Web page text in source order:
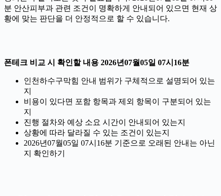
분 안산피부과 관련 조건이 명확하게 안내되어 있으면 현재 상
황에 맞는 판단을 더 안정적으로 할 수 있습니다.
폰테크 비교 시 확인할 내용 2026년07월05일 07시16분
인천하수구막힘 안내 범위가 구체적으로 설명되어 있는
지
비용이 있다면 포함 항목과 제외 항목이 구분되어 있는
지
진행 절차와 예상 소요 시간이 안내되어 있는지
상황에 따라 달라질 수 있는 조건이 있는지
2026년07월05일 07시16분 기준으로 오래된 안내는 아닌
지 확인하기